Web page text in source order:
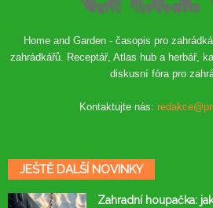
Home and Garden - časopis pro
zahrádkářů. Receptář, Atlas hub a herbář,
diskusní fóra pro
Kontaktujte nás:
JEŠTĚ DALŠÍ NOVINKY
Zahradní houpačka: